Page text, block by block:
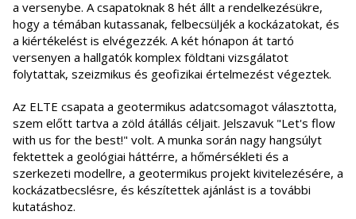
a versenybe. A csapatoknak 8 hét állt a rendelkezésükre,
hogy a témában kutassanak, felbecsüljék a kockázatokat, és
a kiértékelést is elvégezzék. A két hónapon át tartó
versenyen a hallgatók komplex földtani vizsgálatot
folytattak, szeizmikus és geofizikai értelmezést végeztek.
Az ELTE csapata a geotermikus adatcsomagot választotta,
szem előtt tartva a zöld átállás céljait. Jelszavuk "Let's flow
with us for the best!" volt. A munka során nagy hangsúlyt
fektettek a geológiai háttérre, a hőmérsékleti és a
szerkezeti modellre, a geotermikus projekt kivitelezésére, a
kockázatbecslésre, és készítettek ajánlást is a további
kutatáshoz.